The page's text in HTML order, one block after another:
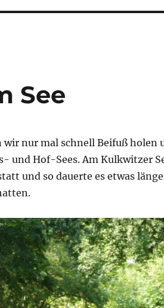
See
nur mal schnell Beifuß holen
und Hof-Sees. Am Kulkwitzer
und so dauerte es etwas